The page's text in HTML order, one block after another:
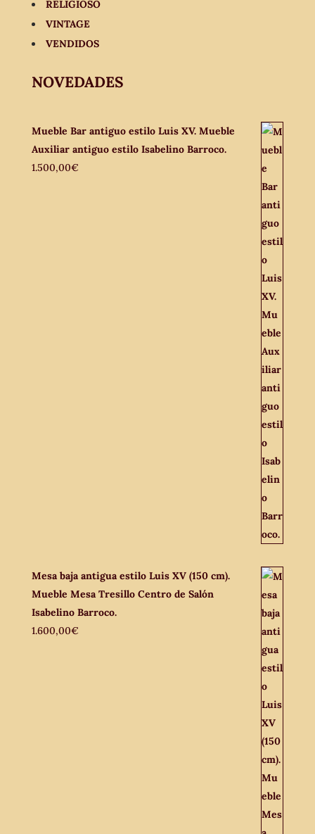
RELIGIOSO
VINTAGE
VENDIDOS
NOVEDADES
Mueble Bar antiguo estilo Luis XV. Mueble
Auxiliar antiguo estilo Isabelino Barroco.
1.500,00€
Mesa baja antigua estilo Luis XV (150 cm).
Mueble Mesa Tresillo Centro de Salón
Isabelino Barroco.
1.600,00€